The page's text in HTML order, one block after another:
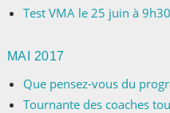
Test VMA le 25 juin à
MAI 2017
Que pensez-vous du
Tournante des coaches